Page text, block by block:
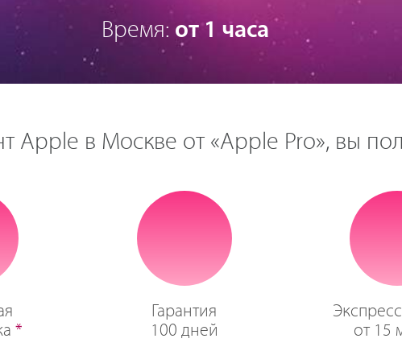
Время: от 1 часа
Apple в Москве от «Apple Pro», вы
*
Гарантия
100 дней
от 15